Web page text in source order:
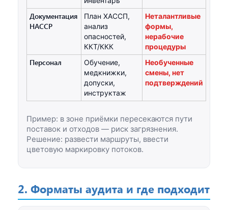
Документация
HACCP
План ХАССП,
анализ
опасностей,
ККТ/ККК
Неталантливые
формы,
нерабочие
процедуры
Персонал
Обучение,
медкнижки,
допуски,
инструктаж
Необученные
смены, нет
подтверждений
Пример: в зоне приёмки пересекаются пути
поставок и отходов — риск загрязнения.
Решение: развести маршруты, ввести
цветовую маркировку потоков.
2. Форматы аудита и где подходит